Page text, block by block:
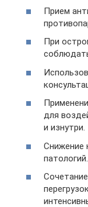
Прием
При
для
и изнутри.
Снижение
патологий.